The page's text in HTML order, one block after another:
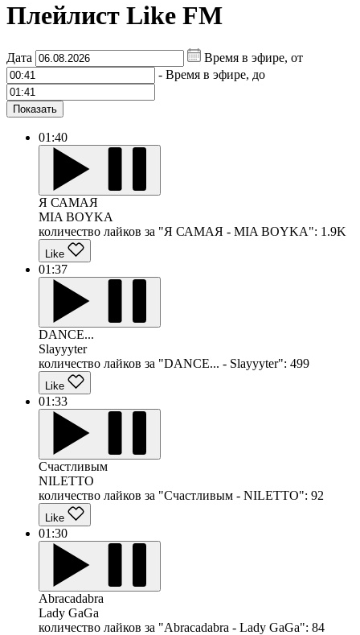
Плейлист Like FM
Дата
Время в эфире, от
- Время в эфире, до
Показать
01:40
Я САМАЯ
MIA BOYKA
количество лайков за "Я САМАЯ - MIA BOYKA": 1.9K
Like
01:37
DANCE...
Slayyyter
количество лайков за "DANCE... - Slayyyter": 499
Like
01:33
Счастливым
NILETTO
количество лайков за "Счастливым - NILETTO": 92
Like
01:30
Abracadabra
Lady GaGa
количество лайков за "Abracadabra - Lady GaGa": 84